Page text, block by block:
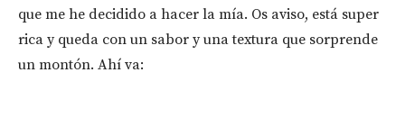
que me he decidido a hacer la mía. Os aviso, está super
rica y queda con un sabor y una textura que sorprende
un montón. Ahí va: